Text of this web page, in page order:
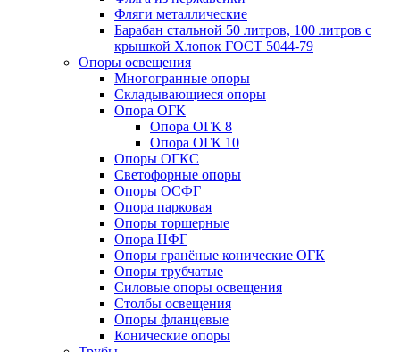
Фляги металлические
Барабан стальной 50 литров, 100 литров с
крышкой Хлопок ГОСТ 5044-79
Опоры освещения
Многогранные опоры
Складывающиеся опоры
Опора ОГК
Опора ОГК 8
Опора ОГК 10
Опоры ОГКС
Светофорные опоры
Опоры ОСФГ
Опора парковая
Опоры торшерные
Опора НФГ
Опоры гранёные конические ОГК
Опоры трубчатые
Силовые опоры освещения
Столбы освещения
Опоры фланцевые
Конические опоры